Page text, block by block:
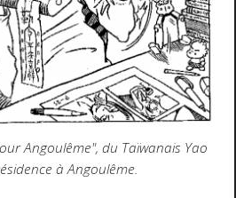
Angoulême", du Taïwanais Yao
à Angoulême.